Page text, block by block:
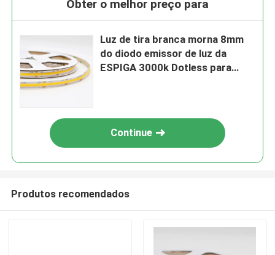
Obter o melhor preço para
Luz de tira branca morna 8mm
do diodo emissor de luz da
ESPIGA 3000k Dotless para
Continue
Produtos recomendados